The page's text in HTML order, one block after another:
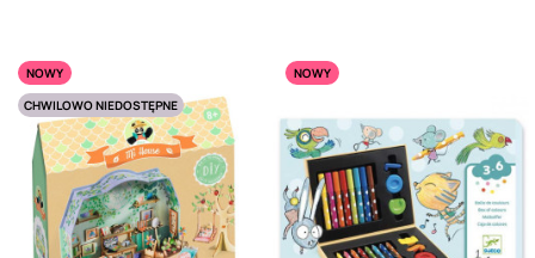
NOWY
CHWILOWO NIEDOSTĘPNE
NOWY